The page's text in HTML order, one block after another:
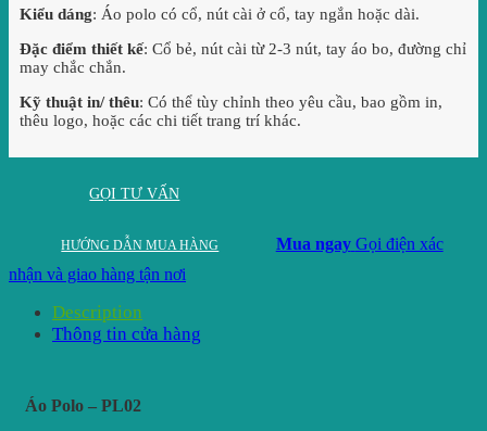
Kiểu dáng: Áo polo có cổ, nút cài ở cổ, tay ngắn hoặc dài.
Đặc điểm thiết kế: Cổ bẻ, nút cài từ 2-3 nút, tay áo bo, đường chỉ
may chắc chắn.
Kỹ thuật in/ thêu: Có thể tùy chỉnh theo yêu cầu, bao gồm in,
thêu logo, hoặc các chi tiết trang trí khác.
GỌI TƯ VẤN
HƯỚNG DẪN MUA HÀNG Mua ngay Gọi điện xác
nhận và giao hàng tận nơi
Description
Thông tin cửa hàng
Áo Polo – PL02